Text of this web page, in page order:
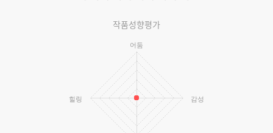
작품성향평가
어둠
감성
힐링